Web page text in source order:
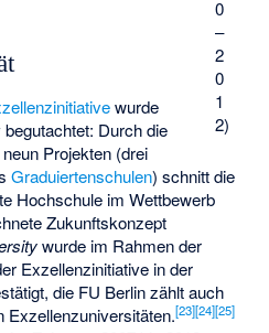
0
–
2
0
1
2)
wurde
Durch die
Projekten (drei
Graduiertenschulen) schnitt die
Hochschule im Wettbewerb
Zukunftskonzept
wurde im Rahmen der
Exzellenzinitiative in der
die FU Berlin zählt auch
Exzellenzuniversitäten.[23][24][25]